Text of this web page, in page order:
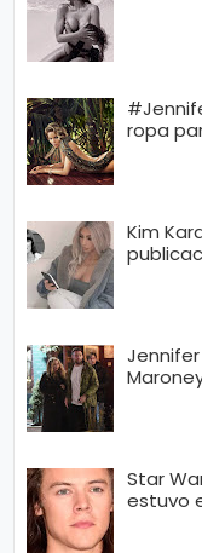
ropa
Kim
Star
estuvo